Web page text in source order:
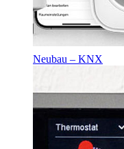
Neubau – KNX